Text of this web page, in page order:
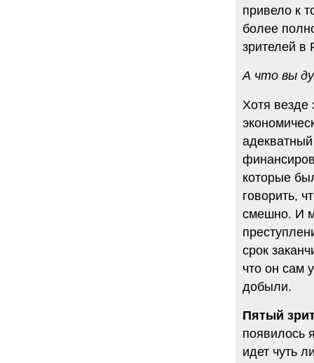
привело к
более
зрителей в
А что вы
Хотя везде
которые
говорить,
смешно. И
срок
что он сам
добыли.
Пятый
появилось
идет чуть